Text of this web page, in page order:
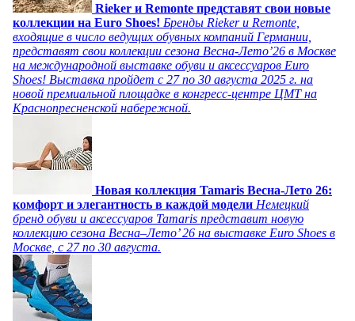
Rieker и Remonte представят свои новые
коллекции на Euro Shoes! Бренды Rieker и Remonte,
входящие в число ведущих обувных компаний Германии,
представят свои коллекции сезона Весна-Лето’26 в Москве
на международной выставке обуви и аксессуаров Euro
Shoes! Выставка пройдет c 27 по 30 августа 2025 г. на
новой премиальной площадке в конгресс-центре ЦМТ на
Краснопресненской набережной.
Новая коллекция Tamaris Весна-Лето 26:
комфорт и элегантность в каждой модели Немецкий
бренд обуви и аксессуаров Tamaris представит новую
коллекцию сезона Весна–Лето’ 26 на выставке Euro Shoes в
Москве, с 27 по 30 августа.